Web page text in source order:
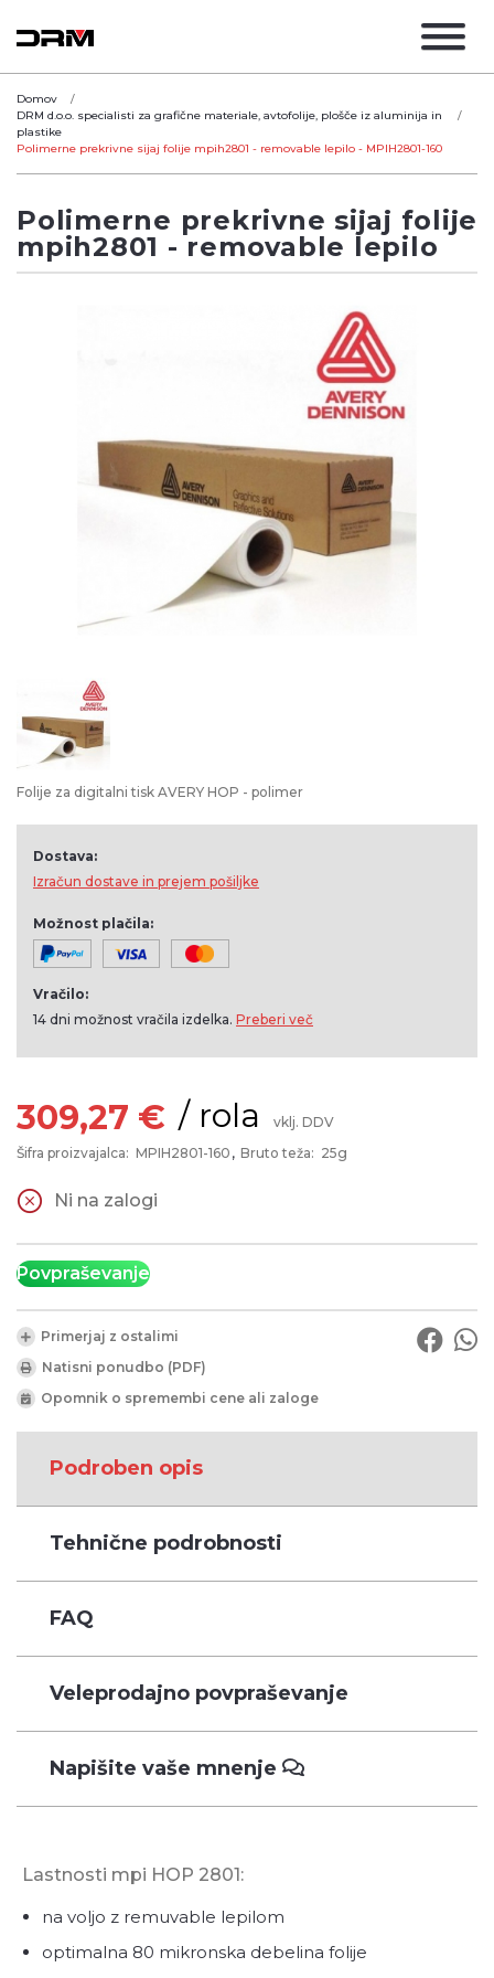
Domov
DRM d.o.o. specialisti za grafične materiale, avtofolije, plošče iz aluminija in
plastike
Polimerne prekrivne sijaj folije mpih2801 - removable lepilo - MPIH2801-160
Polimerne prekrivne sijaj folije
mpih2801 - removable lepilo
Folije za digitalni tisk AVERY HOP - polimer
Dostava:
Izračun dostave in prejem pošiljke
Možnost plačila:
Vračilo:
14 dni možnost vračila izdelka. Preberi več
309,27 € / rola
vklj. DDV
Šifra proizvajalca: MPIH2801-160 Bruto teža: 25g
Ni na zalogi
Povpraševanje
Primerjaj z ostalimi
Natisni ponudbo (PDF)
Opomnik o spremembi cene ali zaloge
Podroben opis
Tehnične podrobnosti
FAQ
Veleprodajno povpraševanje
Napišite vaše mnenje
Lastnosti mpi HOP 2801:
na voljo z remuvable lepilom
optimalna 80 mikronska debelina folije